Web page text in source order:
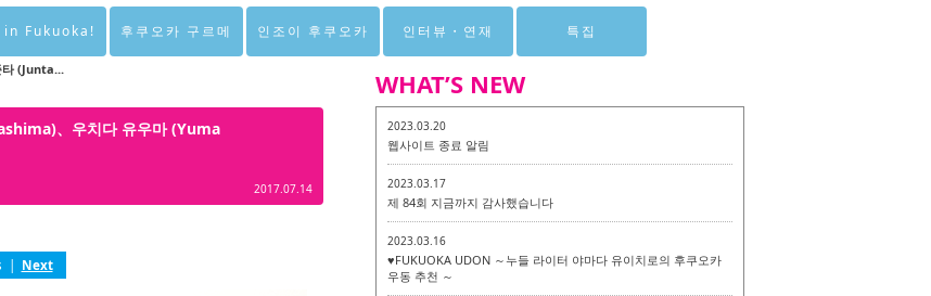
Fukuoka! 후쿠오카 구르메 인조이 후쿠오카 인터뷰・연재 특집
(Junta...
、우치다 유우마 (Yuma
2017.07.14
| Next
WHAT’S NEW
2023.03.20
웹사이트 종료 알림
2023.03.17
제 84회 지금까지 감사했습니다
2023.03.16
♥FUKUOKA UDON ～누들 라이터 야마다 유이치로의 후쿠오카
우동 추천 ～